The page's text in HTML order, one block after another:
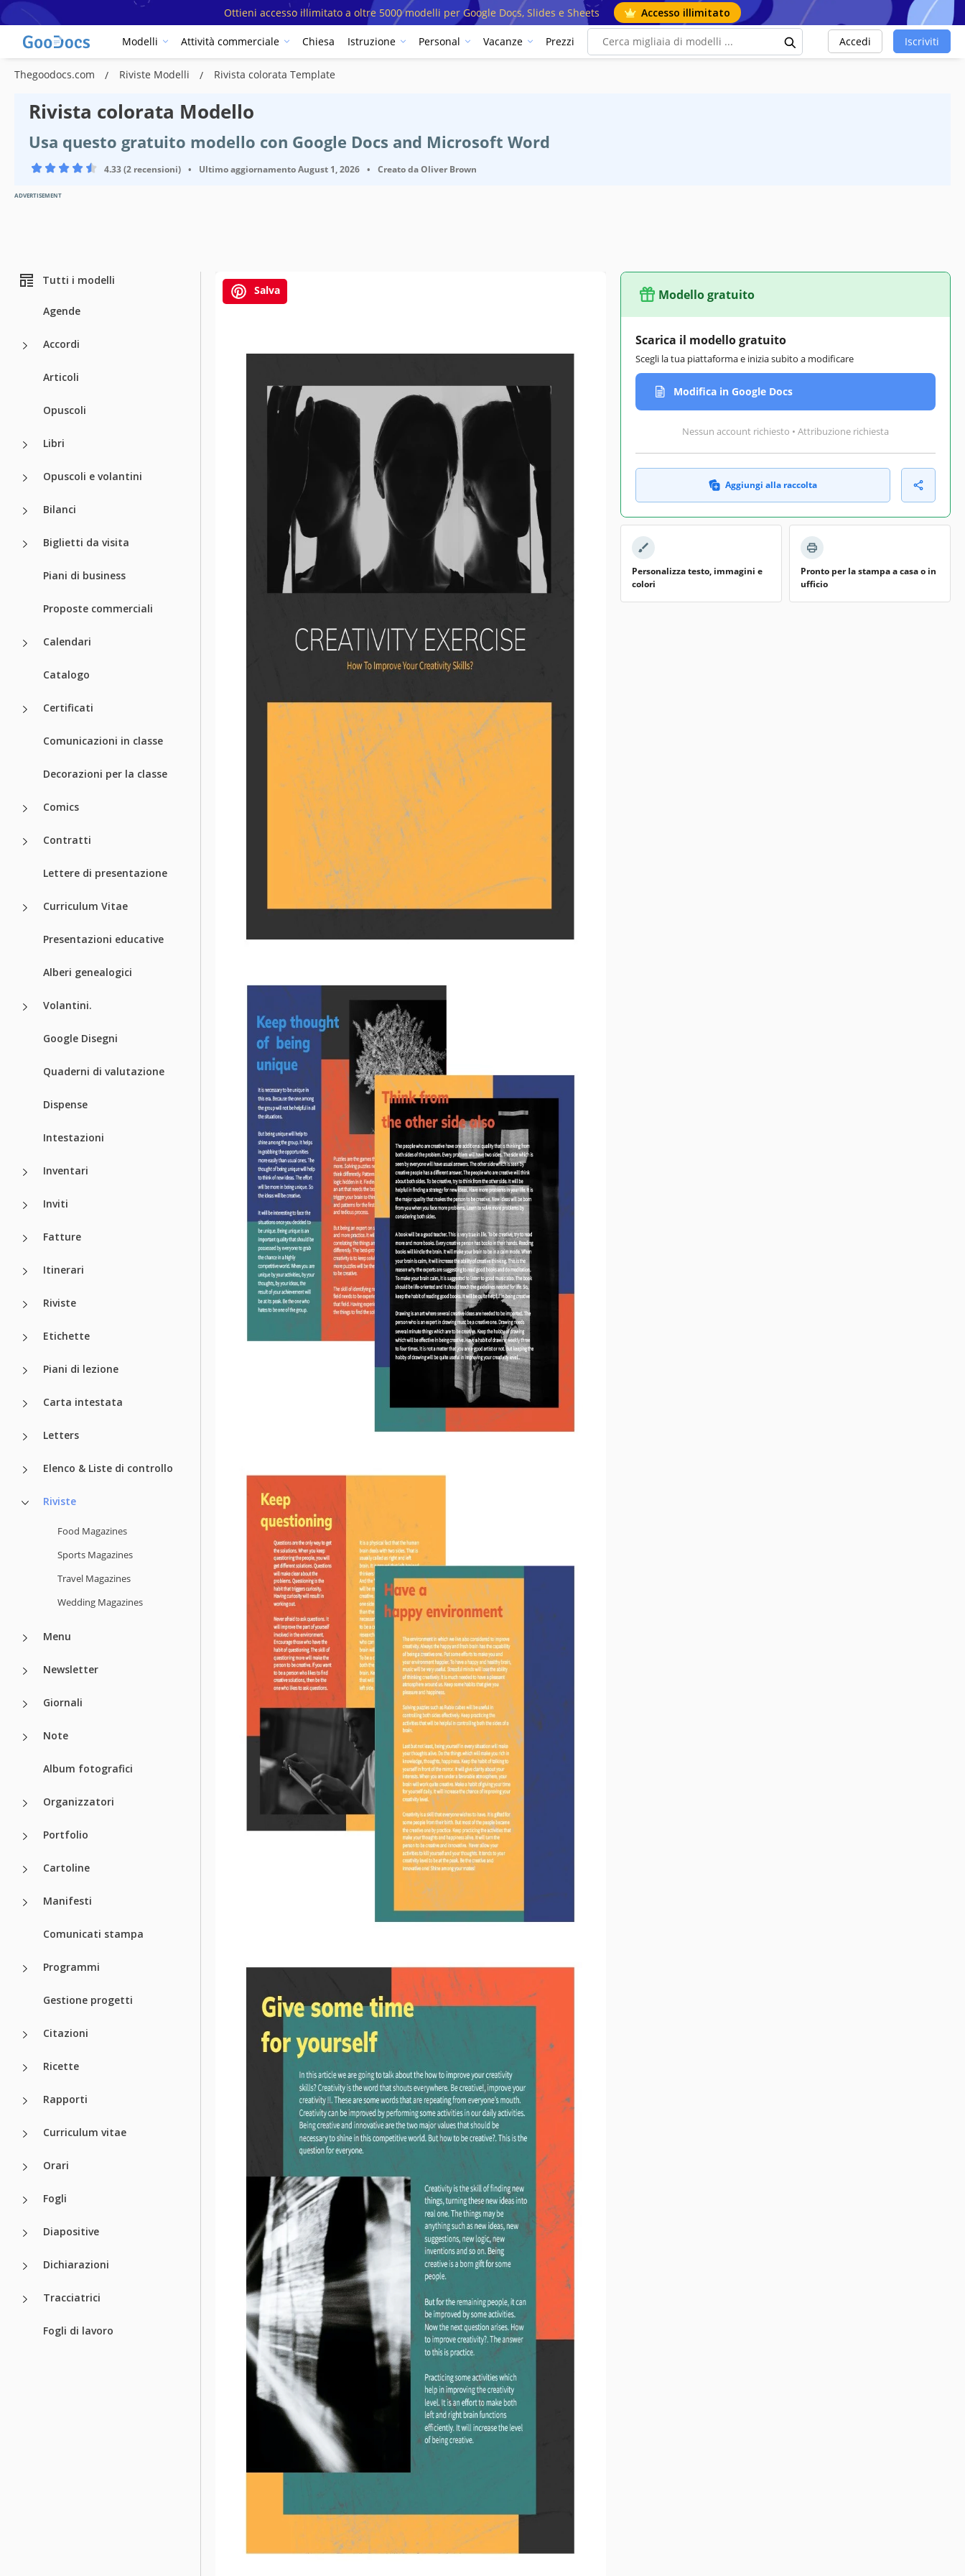
Ottieni accesso illimitato a oltre 5000 modelli per Google Docs, Slides e Sheets Accesso illimitato
Modelli Attività commerciale Chiesa Istruzione Personal Vacanze Prezzi Accedi Iscriviti
Thegoodocs.com Riviste Modelli Rivista colorata Template
Rivista colorata Modello
Usa questo gratuito modello con Google Docs and Microsoft Word
4.33 (2 recensioni) • Ultimo aggiornamentoAugust 1, 2026 • Creato daOliver Brown
ADVERTISEMENT
Tutti i modelli
Agende
Accordi
Articoli
Opuscoli
Libri
Opuscoli e volantini
Bilanci
Biglietti da visita
Piani di business
Proposte commerciali
Calendari
Catalogo
Certificati
Comunicazioni in classe
Decorazioni per la classe
Comics
Contratti
Lettere di presentazione
Curriculum Vitae
Presentazioni educative
Alberi genealogici
Volantini.
Google Disegni
Quaderni di valutazione
Dispense
Intestazioni
Inventari
Inviti
Fatture
Itinerari
Riviste
Etichette
Piani di lezione
Carta intestata
Letters
Elenco & Liste di controllo
Riviste
Food Magazines
Sports Magazines
Travel Magazines
Wedding Magazines
Menu
Newsletter
Giornali
Note
Album fotografici
Organizzatori
Portfolio
Cartoline
Manifesti
Comunicati stampa
Programmi
Gestione progetti
Citazioni
Ricette
Rapporti
Curriculum vitae
Orari
Fogli
Diapositive
Dichiarazioni
Tracciatrici
Fogli di lavoro
Salva Modello gratuito
Scarica il modello gratuito
Scegli la tua piattaforma e inizia subito a modificare
Modifica in Google Docs
Nessun account richiesto • Attribuzione richiesta
Aggiungi alla raccolta
Personalizza testo, immagini e
colori
Pronto per la stampa a casa o in
ufficio